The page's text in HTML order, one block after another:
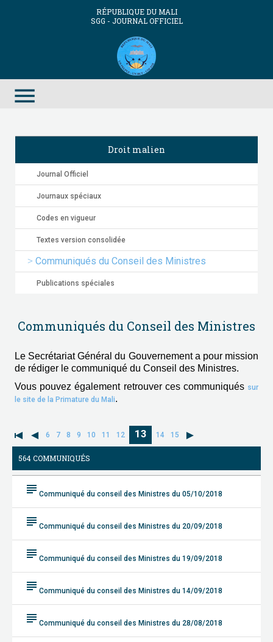
RÉPUBLIQUE DU MALI
SGG - JOURNAL OFFICIEL
menu
Droit malien
Journal Officiel
Journaux spéciaux
Codes en vigueur
Textes version consolidée
Communiqués du Conseil des Ministres
Publications spéciales
Communiqués du Conseil des Ministres
Le Secrétariat Général du Gouvernement a pour mission
de rédiger le communiqué du Conseil des Ministres.
Vous pouvez également retrouver ces communiqués sur
le site de la Primature du Mali.
6 7 8 9 10 11 12 13 14 15
564 COMMUNIQUÉS
subject Communiqué du conseil des Ministres du 05/10/2018
subject Communiqué du conseil des Ministres du 20/09/2018
subject Communiqué du conseil des Ministres du 19/09/2018
subject Communiqué du conseil des Ministres du 14/09/2018
subject Communiqué du conseil des Ministres du 28/08/2018